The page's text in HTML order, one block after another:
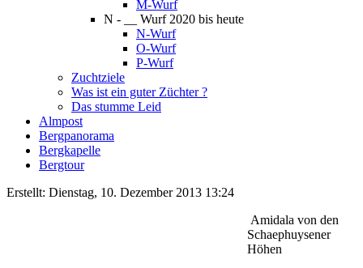
M-Wurf
N - __ Wurf 2020 bis heute
N-Wurf
O-Wurf
P-Wurf
Zuchtziele
Was ist ein guter Züchter ?
Das stumme Leid
Almpost
Bergpanorama
Bergkapelle
Bergtour
Erstellt: Dienstag, 10. Dezember 2013 13:24
Amidala von den
Schaephuysener
Höhen